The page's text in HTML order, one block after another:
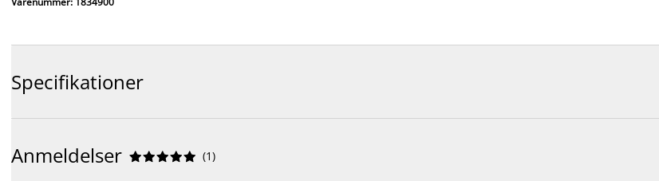
Specifikationer
Anmeldelser 




 (1)